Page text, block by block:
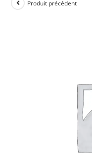
Produit précédent